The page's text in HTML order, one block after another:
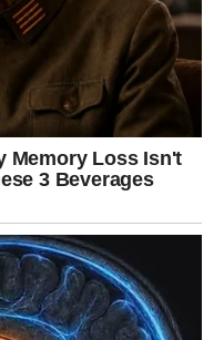
s kojima se susretala u
zdušno je prigrlila
Sekhar je vlastitu
koji joj je donio
optimističnih težnji i
poroda, Bojković je
na nebesku pojavu.
srpskog kazališta,
umijećem i
pozornici i televiziji.